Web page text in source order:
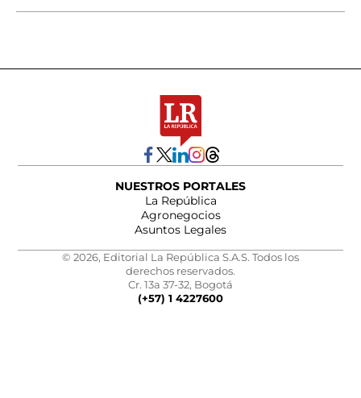
NUESTROS PORTALES
La República
Agronegocios
Asuntos Legales
© 2026, Editorial La República S.A.S. Todos los
derechos reservados.
Cr. 13a 37-32, Bogotá
(+57) 1 4227600